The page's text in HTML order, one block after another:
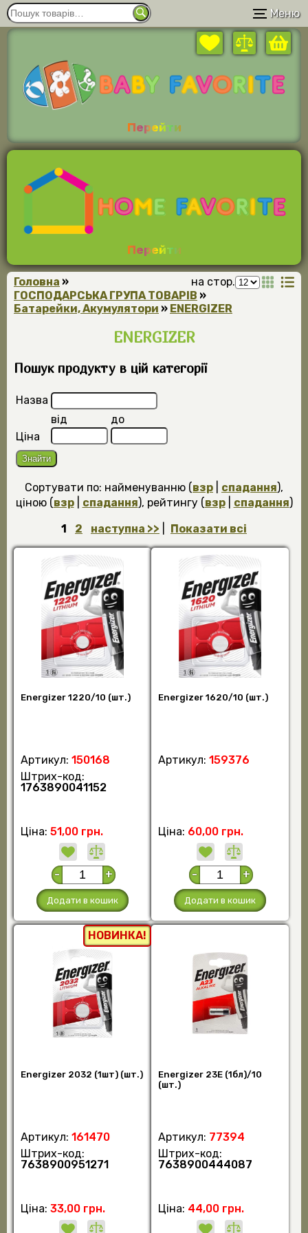
Меню
Перейти
Перейти
на стор.
Головна »
ГОСПОДАРСЬКА ГРУПА ТОВАРІВ »
Батарейки, Акумулятори » ENERGIZER
ENERGIZER
Пошук продукту в цій категорії
Назва
Ціна
від до
Сортувати по: найменуванню (взр спадання),
ціною (взр| спадання), рейтингу (взр| спадання)
1
2 наступна >> Показати всі
Energizer 1220/10 (шт.)
Артикул: 150168
Штрих-код:
1763890041152
Ціна: 51,00 грн.
- +
Додати в кошик
Energizer 1620/10 (шт.)
Артикул: 159376
Ціна: 60,00 грн.
- +
Додати в кошик
НОВИНКА!
Energizer 2032 (1шт) (шт.)
Артикул: 161470
Штрих-код:
7638900951271
Ціна: 33,00 грн.
Energizer 23E (1бл)/10
(шт.)
Артикул: 77394
Штрих-код:
7638900444087
Ціна: 44,00 грн.